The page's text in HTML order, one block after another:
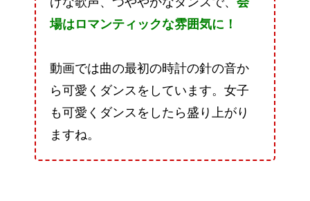
場はロマンティックな雰囲気に！
動画では曲の最初の時計の針の音か
ら可愛くダンスをしています。女子
も可愛くダンスをしたら盛り上がり
ますね。